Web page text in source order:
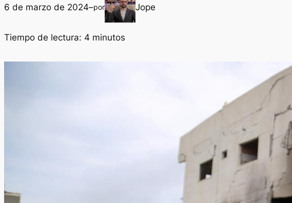
6 de marzo de 2024–por Jope
Tiempo de lectura: 4 minutos